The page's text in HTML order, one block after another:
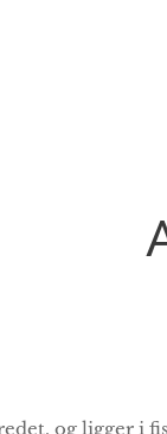
og ligger i